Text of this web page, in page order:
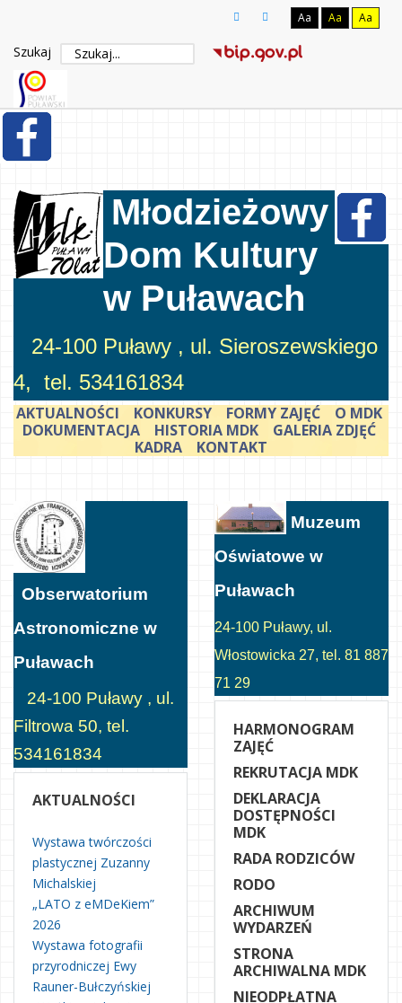
Aa Aa Aa
Szukaj
Młodzieżowy
Dom Kultury
w Puławach
24-100 Puławy , ul. Sieroszewskiego
4, tel. 534161834
AKTUALNOŚCI KONKURSY FORMY ZAJĘĆ
O MDK
DOKUMENTACJA
HISTORIA MDK
GALERIA ZDJĘĆ
KADRA
KONTAKT
Obserwatorium
Astronomiczne w
Puławach
24-100 Puławy , ul.
Filtrowa 50, tel.
534161834
AKTUALNOŚCI
Wystawa twórczości
plastycznej Zuzanny
Michalskiej
„LATO z eMDeKiem”
2026
Wystawa fotografii
przyrodniczej Ewy
Rauner-Bułczyńskiej
Muzeum
Oświatowe w
Puławach
24-100 Puławy, ul.
Włostowicka 27, tel. 81 887
71 29
HARMONOGRAM
ZAJĘĆ
REKRUTACJA MDK
DEKLARACJA
DOSTĘPNOŚCI
MDK
RADA RODZICÓW
RODO
ARCHIWUM
WYDARZEŃ
STRONA
ARCHIWALNA MDK
NIEODPŁATNA